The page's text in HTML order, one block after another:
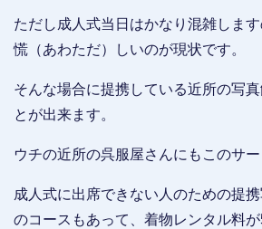
ただし成人式当日はかなり混雑しま
慌（あわただ）しいのが現状です。
そんな場合に提携している近所の写
とが出来ます。
ウチの近所の呉服屋さんにもこのサー
成人式に出席できない人のための提
のコースもあって、着物レンタル料